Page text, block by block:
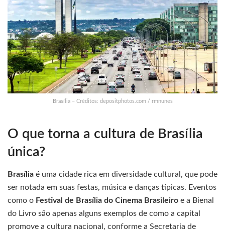
Brasília – Créditos: depositphotos.com / rmnunes
O que torna a cultura de Brasília
única?
Brasília é uma cidade rica em diversidade cultural, que pode
ser notada em suas festas, música e danças típicas. Eventos
como o Festival de Brasília do Cinema Brasileiro e a Bienal
do Livro são apenas alguns exemplos de como a capital
promove a cultura nacional, conforme a Secretaria de